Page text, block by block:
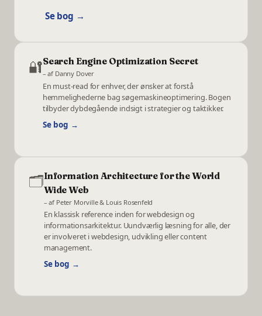
Se bog →
🔐Search Engine Optimization Secret
– af Danny Dover
En must-read for enhver, der ønsker at forstå
hemmelighederne bag søgemaskineoptimering. Bogen
tilbyder dybdegående indsigt i strategier og taktikker.
Se bog →
🗂️Information Architecture for the World
Wide Web
– af Peter Morville & Louis Rosenfeld
En klassisk reference inden for webdesign og
informationsarkitektur. Uundværlig læsning for alle, der
er involveret i webdesign, udvikling eller content
management.
Se bog →